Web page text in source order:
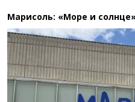
Марисоль: «Море и